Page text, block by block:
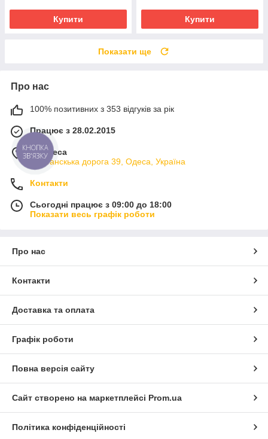
Купити Купити
Показати ще
Про нас
100% позитивних з 353 відгуків за рік
Працює з 28.02.2015
м. Одеса
Фонтанскька дорога 39, Одеса, Україна
Контакти
Сьогодні працює з 09:00 до 18:00
Показати весь графік роботи
Про нас
Контакти
Доставка та оплата
Графік роботи
Повна версія сайту
Сайт створено на маркетплейсі Prom.ua
Політика конфіденційності
КНОПКА
ЗВ'ЯЗКУ